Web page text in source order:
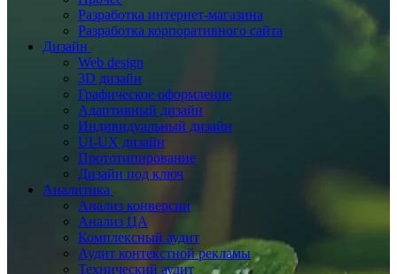
Разработка интернет-магазина
Разработка корпоративного сайта
Дизайн
Web design
3D дизайн
Графическое оформление
Адаптивный дизайн
Индивидуальный дизайн
UI‑UX дизайн
Прототипирование
Дизайн под ключ
Аналитика
Анализ конверсии
Анализ ЦА
Комплексный аудит
Аудит контекстной рекламы
Технический аудит